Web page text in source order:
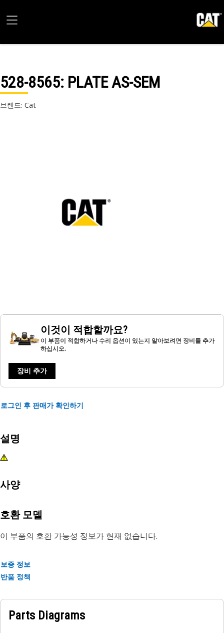
528-8565: PLATE AS-SEM
브랜드: Cat
이것이 적합할까요?
이 부품이 적합하거나 수리 옵션이 있는지 알아보려면 장비를 추가
하십시오.
장비 추가
로그인 후 판매가 확인하기
설명
사양
호환 모델
이 부품의 호환 가능성 정보가 현재 없습니다.
보증 정보
반품 정책
Parts Diagrams